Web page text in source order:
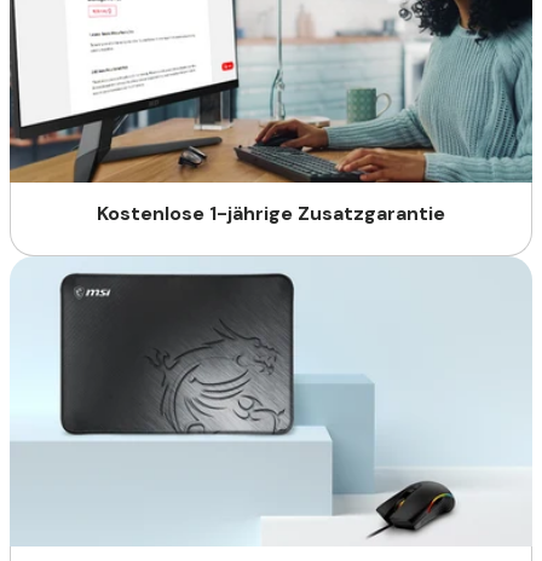
Kostenlose 1-jährige Zusatzgarantie